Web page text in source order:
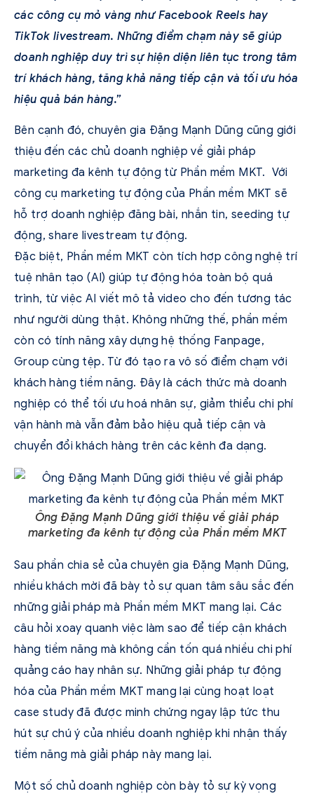
các công cụ mỏ vàng như Facebook Reels hay
TikTok livestream. Những điểm chạm này sẽ giúp
doanh nghiệp duy trì sự hiện diện liên tục trong tâm
trí khách hàng, tăng khả năng tiếp cận và tối ưu hóa
hiệu quả bán hàng.”
Bên cạnh đó, chuyên gia Đặng Mạnh Dũng cũng giới
thiệu đến các chủ doanh nghiệp về giải pháp
marketing đa kênh tự động từ Phần mềm MKT. Với
công cụ marketing tự động của Phần mềm MKT sẽ
hỗ trợ doanh nghiệp đăng bài, nhắn tin, seeding tự
động, share livestream tự động.
Đặc biệt, Phần mềm MKT còn tích hợp công nghệ trí
tuệ nhân tạo (AI) giúp tự động hóa toàn bộ quá
trình, từ việc AI viết mô tả video cho đến tương tác
như người dùng thật. Không những thế, phần mềm
còn có tính năng xây dựng hệ thống Fanpage,
Group cùng tệp. Từ đó tạo ra vô số điểm chạm với
khách hàng tiềm năng. Đây là cách thức mà doanh
nghiệp có thể tối ưu hoá nhân sự, giảm thiểu chi phí
vận hành mà vẫn đảm bảo hiệu quả tiếp cận và
chuyển đổi khách hàng trên các kênh đa dạng.
Ông Đặng Mạnh Dũng giới thiệu về giải pháp
marketing đa kênh tự động của Phần mềm MKT
Sau phần chia sẻ của chuyên gia Đặng Mạnh Dũng,
nhiều khách mời đã bày tỏ sự quan tâm sâu sắc đến
những giải pháp mà Phần mềm MKT mang lại. Các
câu hỏi xoay quanh việc làm sao để tiếp cận khách
hàng tiềm năng mà không cần tốn quá nhiều chi phí
quảng cáo hay nhân sự. Những giải pháp tự động
hóa của Phần mềm MKT mang lại cùng hoạt loạt
case study đã được minh chứng ngay lập tức thu
hút sự chú ý của nhiều doanh nghiệp khi nhận thấy
tiềm năng mà giải pháp này mang lại.
Một số chủ doanh nghiệp còn bày tỏ sự kỳ vọng